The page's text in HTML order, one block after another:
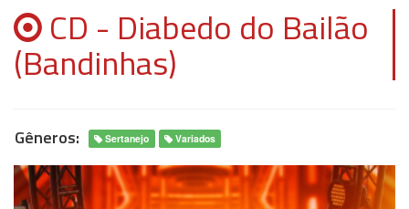
CD - Diabedo do Bailão
(Bandinhas)
Gêneros: Sertanejo Variados